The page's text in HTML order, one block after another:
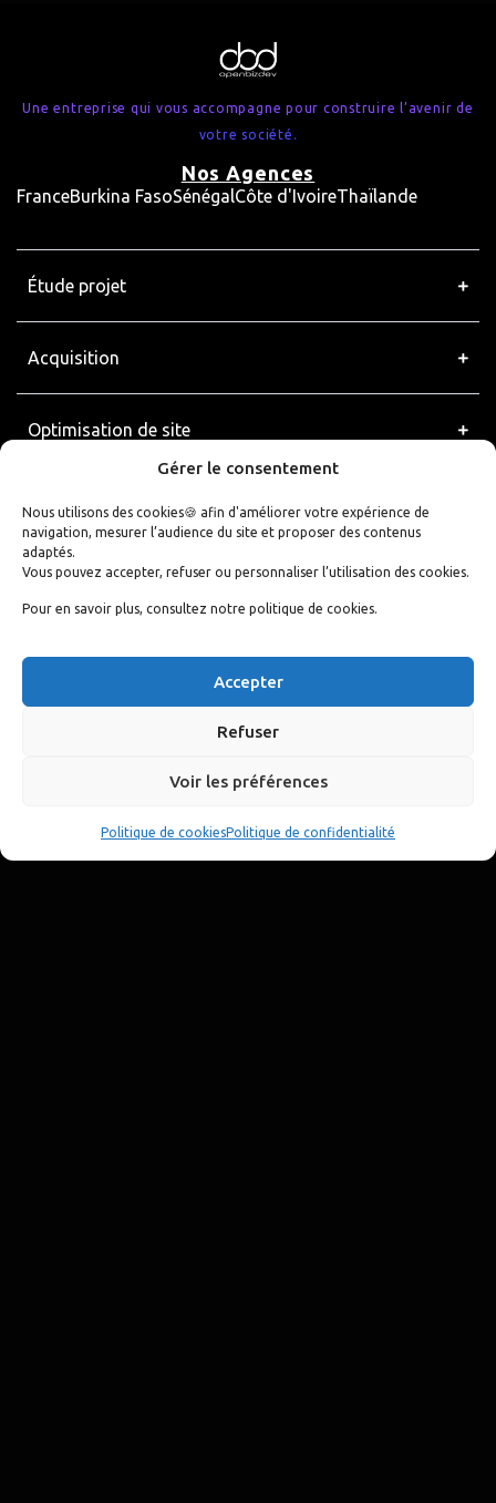
Gérer le consentement
Nous utilisons des cookies🍪 afin d'améliorer votre expérience de
navigation, mesurer l’audience du site et proposer des contenus
adaptés.
Vous pouvez accepter, refuser ou personnaliser l’utilisation des cookies.
Pour en savoir plus, consultez notre politique de cookies.
Accepter
Refuser
Voir les préférences
Politique de cookiesPolitique de confidentialité
Une entreprise qui vous accompagne pour construire l’avenir de
votre société.
Nos Agences
FranceBurkina FasoSénégalCôte d'IvoireThaïlande
Étude projet
Acquisition
Optimisation de site
Social media
© 2026 Open Biz Dev. Tous droits réservés.
confidentialité
cookies